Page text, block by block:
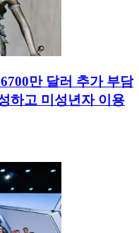
만 달러 추가 부담
하고 미성년자 이용